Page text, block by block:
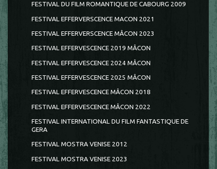
FESTIVAL DU FILM ROMANTIQUE DE CABOURG 2009
FESTIVAL EFFERVERSCENCE MACON 2021
FESTIVAL EFFERVERSCENCE MÂCON 2023
FESTIVAL EFFERVESCENCE 2019 MÂCON
FESTIVAL EFFERVESCENCE 2024 MÂCON
FESTIVAL EFFERVESCENCE 2025 MÂCON
FESTIVAL EFFERVESCENCE MÂCON 2018
FESTIVAL EFFERVESCENCE MÂCON 2022
FESTIVAL INTERNATIONAL DU FILM FANTASTIQUE DE
GERA
FESTIVAL MOSTRA VENISE 2012
FESTIVAL MOSTRA VENISE 2023